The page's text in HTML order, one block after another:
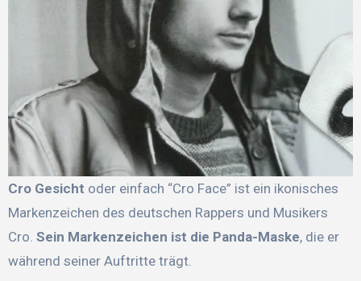
Cro Gesicht oder einfach “Cro Face” ist ein ikonisches
Markenzeichen des deutschen Rappers und Musikers
Cro. Sein Markenzeichen ist die Panda-Maske, die er
während seiner Auftritte trägt.